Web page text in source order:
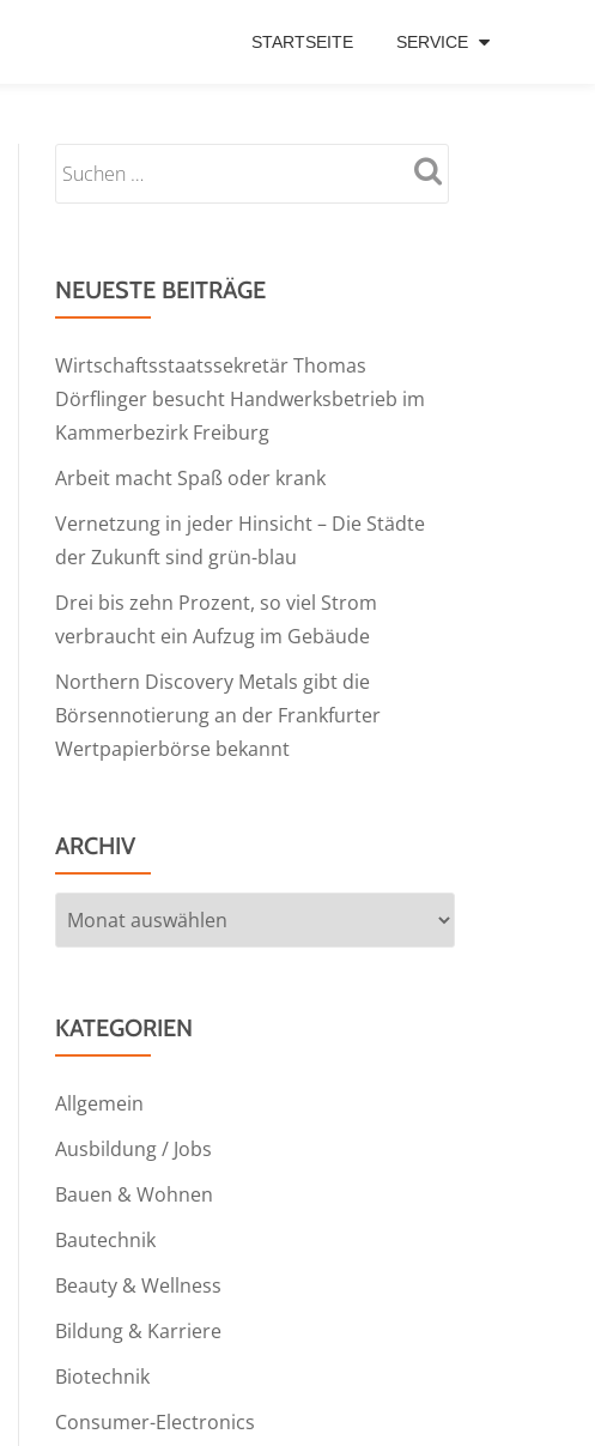
STARTSEITE SERVICE
NEUESTE BEITRÄGE
Wirtschaftsstaatssekretär Thomas
Dörflinger besucht Handwerksbetrieb im
Kammerbezirk Freiburg
Arbeit macht Spaß oder krank
Vernetzung in jeder Hinsicht – Die Städte
der Zukunft sind grün-blau
Drei bis zehn Prozent, so viel Strom
verbraucht ein Aufzug im Gebäude
Northern Discovery Metals gibt die
Börsennotierung an der Frankfurter
Wertpapierbörse bekannt
ARCHIV
Archiv
KATEGORIEN
Allgemein
Ausbildung / Jobs
Bauen & Wohnen
Bautechnik
Beauty & Wellness
Bildung & Karriere
Biotechnik
Consumer-Electronics